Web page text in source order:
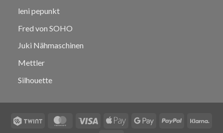
leni pepunkt
Fred von SOHO
Juki Nähmaschinen
Mettler
Silhouette
Twint MasterCard
Visa
Apple
Google PayPal